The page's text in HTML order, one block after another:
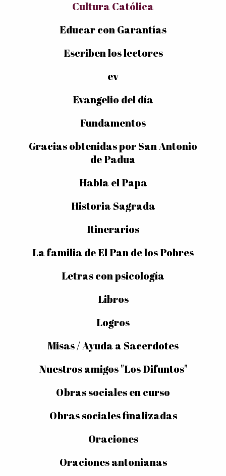
Cultura Católica
Educar con Garantías
Escriben los lectores
ev
Evangelio del día
Fundamentos
Gracias obtenidas por San Antonio
de Padua
Habla el Papa
Historia Sagrada
Itinerarios
La familia de El Pan de los Pobres
Letras con psicología
Libros
Logros
Misas / Ayuda a Sacerdotes
Nuestros amigos "Los Difuntos"
Obras sociales en curso
Obras sociales finalizadas
Oraciones
Oraciones antonianas